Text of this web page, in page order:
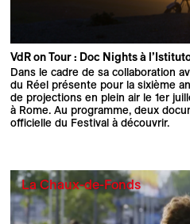
VdR on Tour : Doc Nights à
Dans le cadre de sa collaboration
du Réel présente pour la sixième
de projections en plein air le 1er
à Rome. Au programme, deux
officielle du Festival à découvrir.
La Chaux-de-Fonds